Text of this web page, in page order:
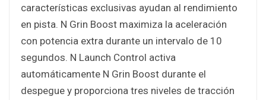
características exclusivas ayudan al rendimiento
en pista. N Grin Boost maximiza la aceleración
con potencia extra durante un intervalo de 10
segundos. N Launch Control activa
automáticamente N Grin Boost durante el
despegue y proporciona tres niveles de tracción